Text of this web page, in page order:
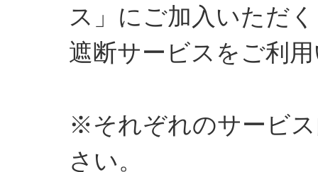
ス」にご加入いただ
遮断サービスをご利
※それぞれのサービ
さい。